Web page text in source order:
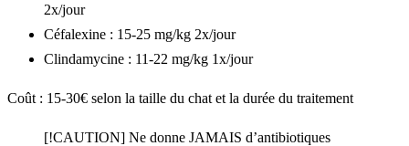
2x/jour
Céfalexine : 15-25 mg/kg 2x/jour
Clindamycine : 11-22 mg/kg 1x/jour
Coût : 15-30€ selon la taille du chat et la durée du traitement
[!CAUTION] Ne donne JAMAIS d’antibiotiques